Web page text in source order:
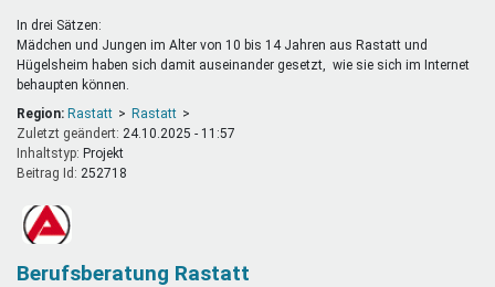
In drei Sätzen:
Mädchen und Jungen im Alter von 10 bis 14 Jahren aus Rastatt und
Hügelsheim haben sich damit auseinander gesetzt, wie sie sich im Internet
behaupten können.
Region: Rastatt
Rastatt
Zuletzt geändert: 24.10.2025 - 11:57
Inhaltstyp:
projekt
Beitrag Id: 252718
Berufsberatung Rastatt